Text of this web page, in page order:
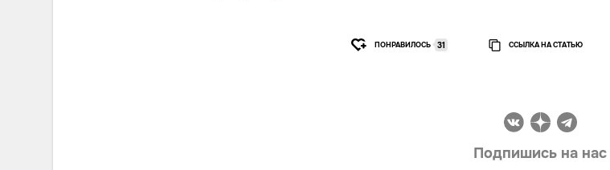
ПОНРАВИЛОСЬ 31 ССЫЛКА НА СТАТЬЮ
Подпишись на нас